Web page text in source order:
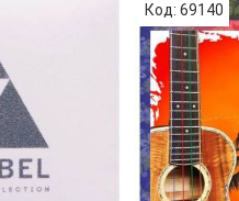
Код: 69140